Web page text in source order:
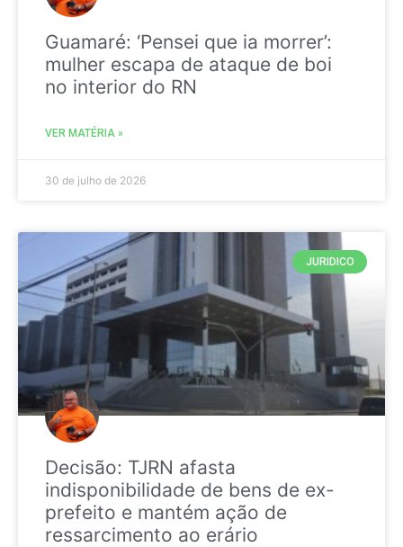
Guamaré: ‘Pensei que ia morrer’:
mulher escapa de ataque de boi
no interior do RN
VER MATÉRIA »
30 de julho de 2026
JURIDICO
Decisão: TJRN afasta
indisponibilidade de bens de ex-
prefeito e mantém ação de
ressarcimento ao erário